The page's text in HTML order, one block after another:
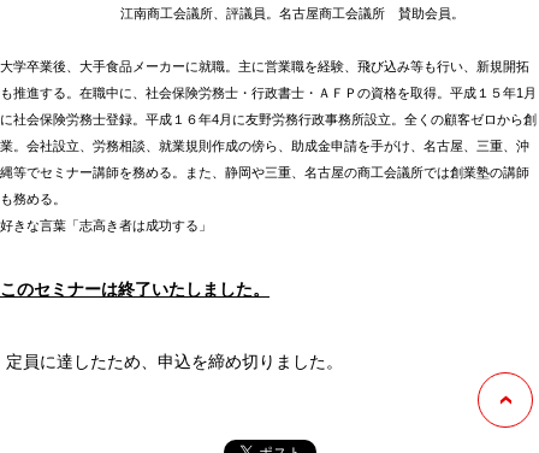
江南商工会議所、評議員。名古屋商工会議所 賛助会員。
大学卒業後、大手食品メーカーに就職。主に営業職を経験、飛び込み等も行い、新規開拓
も推進する。在職中に、社会保険労務士・行政書士・ＡＦＰの資格を取得。平成１５年1月
に社会保険労務士登録。平成１６年4月に友野労務行政事務所設立。全くの顧客ゼロから創
業。会社設立、労務相談、就業規則作成の傍ら、助成金申請を手がけ、名古屋、三重、沖
縄等でセミナー講師を務める。また、静岡や三重、名古屋の商工会議所では創業塾の講師
も務める。
好きな言葉「志高き者は成功する」
このセミナーは終了いたしました。
定員に達したため、申込を締め切りました。